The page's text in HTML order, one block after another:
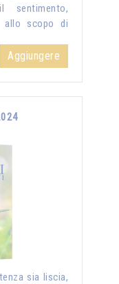
allo scopo di
Aggiungere
sia liscia,